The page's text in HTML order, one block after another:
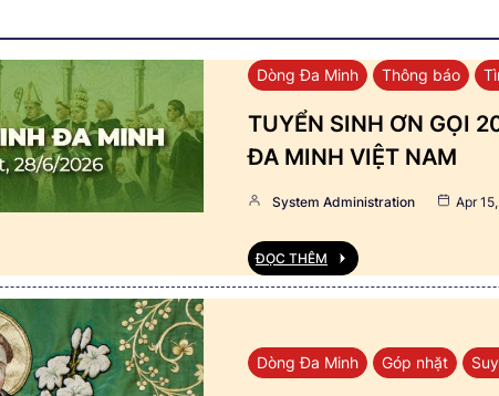
Dòng Đa Minh Thông báo
TUYỂN SINH ƠN GỌI
ĐA MINH VIỆT NAM
System Administration Apr
ĐỌC THÊM
Dòng Đa Minh Góp nhặt